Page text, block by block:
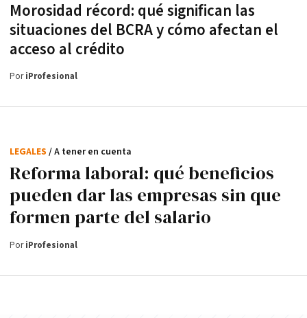
Morosidad récord: qué significan las
situaciones del BCRA y cómo afectan el
acceso al crédito
PoriProfesional
Reforma laboral: qué beneficios
pueden dar las empresas sin que
formen parte del salario
LEGALES / A tener en cuenta
PoriProfesional